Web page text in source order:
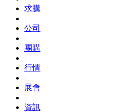
求購
|
公司
|
團購
|
行情
|
展會
|
資訊